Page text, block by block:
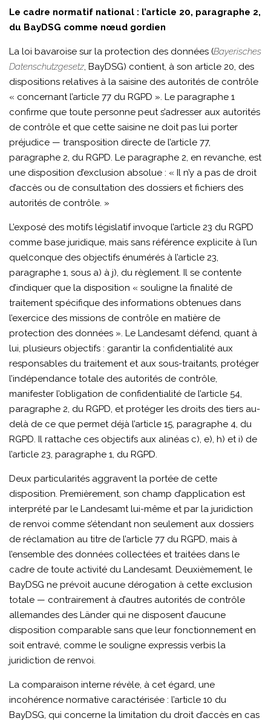
Le cadre normatif national : l’article 20, paragraphe 2,
du BayDSG comme nœud gordien
La loi bavaroise sur la protection des données (Bayerisches
Datenschutzgesetz, BayDSG) contient, à son article 20, des
dispositions relatives à la saisine des autorités de contrôle
« concernant l’article 77 du RGPD ». Le paragraphe 1
confirme que toute personne peut s’adresser aux autorités
de contrôle et que cette saisine ne doit pas lui porter
préjudice — transposition directe de l’article 77,
paragraphe 2, du RGPD. Le paragraphe 2, en revanche, est
une disposition d’exclusion absolue : « Il n’y a pas de droit
d’accès ou de consultation des dossiers et fichiers des
autorités de contrôle. »
L’exposé des motifs législatif invoque l’article 23 du RGPD
comme base juridique, mais sans référence explicite à l’un
quelconque des objectifs énumérés à l’article 23,
paragraphe 1, sous a) à j), du règlement. Il se contente
d’indiquer que la disposition « souligne la finalité de
traitement spécifique des informations obtenues dans
l’exercice des missions de contrôle en matière de
protection des données ». Le Landesamt défend, quant à
lui, plusieurs objectifs : garantir la confidentialité aux
responsables du traitement et aux sous-traitants, protéger
l’indépendance totale des autorités de contrôle,
manifester l’obligation de confidentialité de l’article 54,
paragraphe 2, du RGPD, et protéger les droits des tiers au-
delà de ce que permet déjà l’article 15, paragraphe 4, du
RGPD. Il rattache ces objectifs aux alinéas c), e), h) et i) de
l’article 23, paragraphe 1, du RGPD.
Deux particularités aggravent la portée de cette
disposition. Premièrement, son champ d’application est
interprété par le Landesamt lui-même et par la juridiction
de renvoi comme s’étendant non seulement aux dossiers
de réclamation au titre de l’article 77 du RGPD, mais à
l’ensemble des données collectées et traitées dans le
cadre de toute activité du Landesamt. Deuxièmement, le
BayDSG ne prévoit aucune dérogation à cette exclusion
totale — contrairement à d’autres autorités de contrôle
allemandes des Länder qui ne disposent d’aucune
disposition comparable sans que leur fonctionnement en
soit entravé, comme le souligne expressis verbis la
juridiction de renvoi.
La comparaison interne révèle, à cet égard, une
incohérence normative caractérisée : l’article 10 du
BayDSG, qui concerne la limitation du droit d’accès en cas